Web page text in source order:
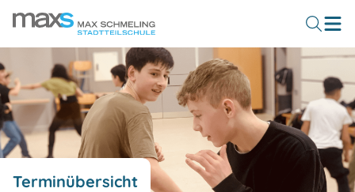
Terminübersicht